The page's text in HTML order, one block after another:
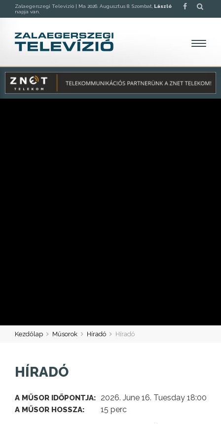
Zalaegerszegi Televízió | Ma 2026. Augusztus 8. Szombat, László
napja van.
Kezdőlap Műsorok Híradó Híradó
HÍRADÓ
A MŰSOR IDŐPONTJA: 2026. June 16. Tuesday 18:00
A MŰSOR HOSSZA: 15 perc